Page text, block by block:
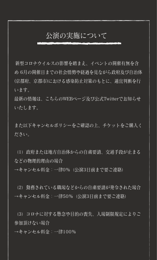
新型コロナウイルスの影響を踏まえ、イベントの開催有無を含
め 6月の開催日までの社会情勢や経過を見ながら政府及び自治体
(京都府、京都市)における感染防止対策のもとに、適宜判断を行
います。
最新の情報は、こちらのWEBページ及び公式Twitterでお知らせ
いたします。
また以下キャンセルポリシーをご確認の上、チケットをご購入く
ださい。
（1）政府または地方自治体からの自粛要請、交通手段が止まる
などの物理的理由の場合
→キャンセル料金：一律0%（公演3日前まで要ご連絡）
（2）勤務されている職場などからの自粛要請が発令された場合
→キャンセル料金：一律50%（公演3日前まで要ご連絡）
（3）コロナに対する懸念や目的の喪失、入場制限規定によりご
参加頂けない場合
→キャンセル料金：一律100%
公演の実施について